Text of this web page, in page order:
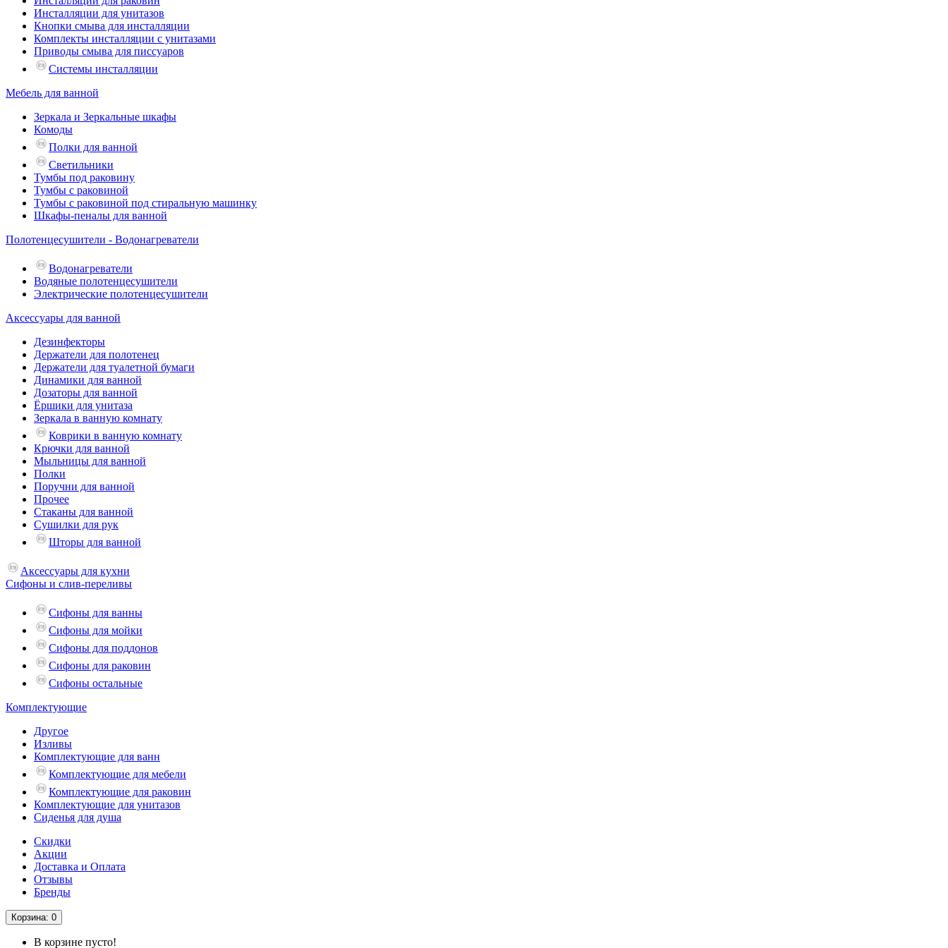
Инсталляции для унитазов
Кнопки смыва для инсталляции
Комплекты инсталляции с унитазами
Приводы смыва для писсуаров
Системы инсталляции
Мебель для ванной
Зеркала и Зеркальные шкафы
Комоды
Полки для ванной
Светильники
Тумбы под раковину
Тумбы с раковиной
Тумбы с раковиной под стиральную машинку
Шкафы-пеналы для ванной
Полотенцесушители - Водонагреватели
Водонагреватели
Водяные полотенцесушители
Электрические полотенцесушители
Аксессуары для ванной
Дезинфекторы
Держатели для полотенец
Держатели для туалетной бумаги
Динамики для ванной
Дозаторы для ванной
Ёршики для унитаза
Зеркала в ванную комнату
Коврики в ванную комнату
Крючки для ванной
Мыльницы для ванной
Полки
Поручни для ванной
Прочее
Стаканы для ванной
Сушилки для рук
Шторы для ванной
Аксессуары для кухни
Сифоны и слив-переливы
Сифоны для ванны
Сифоны для мойки
Сифоны для поддонов
Сифоны для раковин
Сифоны остальные
Комплектующие
Другое
Изливы
Комплектующие для ванн
Комплектующие для мебели
Комплектующие для раковин
Комплектующие для унитазов
Сиденья для душа
Скидки
Акции
Доставка и Оплата
Отзывы
Бренды
Корзина: 0
В корзине пусто!